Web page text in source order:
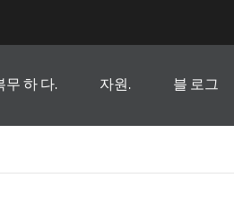
무 하 다. 자원. 블 로그